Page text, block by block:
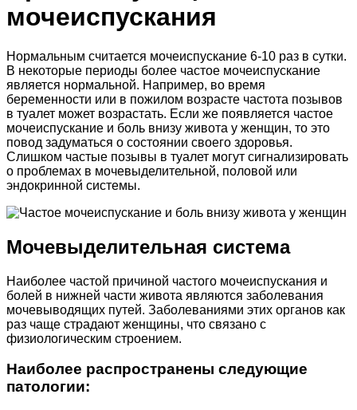
мочеиспускания
Нормальным считается мочеиспускание 6-10 раз в сутки.
В некоторые периоды более частое мочеиспускание
является нормальной. Например, во время
беременности или в пожилом возрасте частота позывов
в туалет может возрастать. Если же появляется частое
мочеиспускание и боль внизу живота у женщин, то это
повод задуматься о состоянии своего здоровья.
Слишком частые позывы в туалет могут сигнализировать
о проблемах в мочевыделительной, половой или
эндокринной системы.
Мочевыделительная система
Наиболее частой причиной частого мочеиспускания и
болей в нижней части живота являются заболевания
мочевыводящих путей. Заболеваниями этих органов как
раз чаще страдают женщины, что связано с
физиологическим строением.
Наиболее распространены следующие
патологии: